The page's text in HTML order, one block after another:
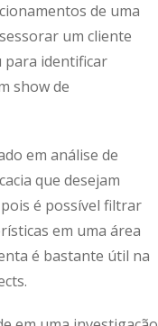
de uma
um cliente
para identificar
show de
em análise de
que desejam
é possível filtrar
em uma área
é bastante útil na